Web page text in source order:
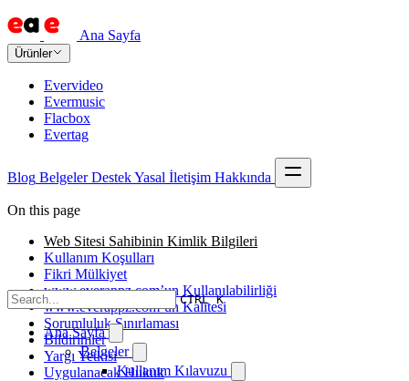
Ana Sayfa
Ürünler
Evervideo
Evermusic
Flacbox
Evertag
Blog Belgeler DestekYasal İletişim Hakkında
CTRL K
Ana Sayfa
Belgeler
Kullanım Kılavuzu
On this page
Web Sitesi Sahibinin Kimlik Bilgileri
Kullanım Koşulları
Fikri Mülkiyet
www.everappz.com’un Kullanılabilirliği
www.everappz.com’un Kalitesi
Sorumluluk Sınırlaması
Bildirimler
Yargı Yetkisi
Uygulanacak Hukuk